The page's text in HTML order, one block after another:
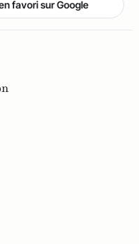
favori sur Google